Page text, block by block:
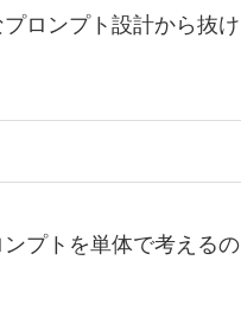
ロンプト設計から抜け
プトを単体で考えるの